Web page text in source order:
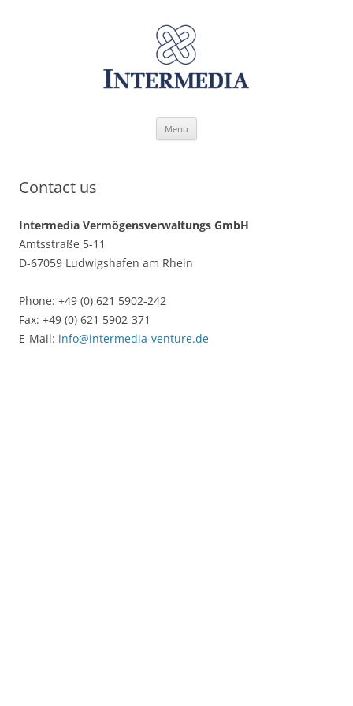
Menu
Contact us
Intermedia Vermögensverwaltungs GmbH
Amtsstraße 5-11
D-67059 Ludwigshafen am Rhein
Phone: +49 (0) 621 5902-242
Fax: +49 (0) 621 5902-371
E-Mail: info@intermedia-venture.de